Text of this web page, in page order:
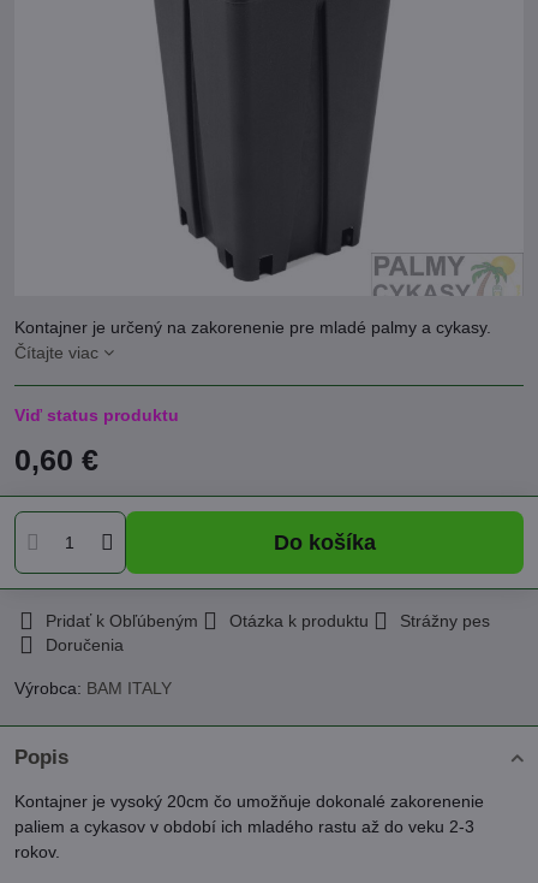
Kontajner je určený na zakorenenie pre mladé palmy a cykasy.
Čítajte viac
Viď status produktu
0,60 €
Do košíka
Pridať k Obľúbeným Otázka k produktu
Strážny pes
Doručenia
Výrobca: BAM ITALY
Popis
Kontajner je vysoký 20cm čo umožňuje dokonalé zakorenenie
paliem a cykasov v období ich mladého rastu až do veku 2-3
rokov.